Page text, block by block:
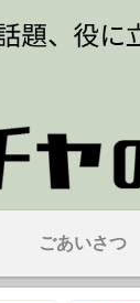
ごあいさつ